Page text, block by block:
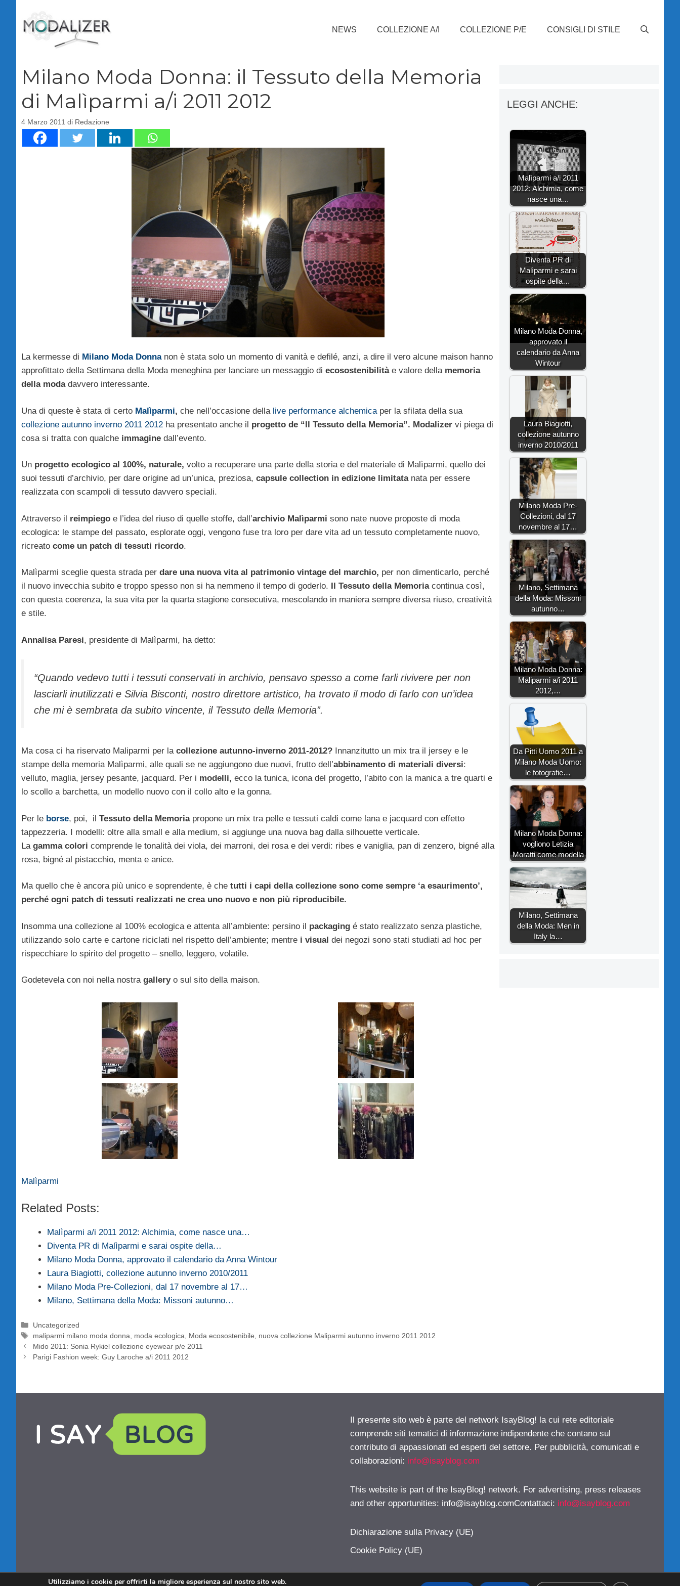
contenuto
NEWS COLLEZIONE A/I COLLEZIONE P/E CONSIGLI DI STILE
Milano Moda Donna: il Tessuto della Memoria
di Malìparmi a/i 2011 2012
4 Marzo 2011 di Redazione
La kermesse di Milano Moda Donnanon è stata solo un momento di vanità e defilé, anzi, a dire il vero alcune maison hanno
approfittato della Settimana della Moda meneghina per lanciare un messaggio di ecosostenibilitàe valore della memoria
della modadavvero interessante.
Una di queste è stata di certo Malìparmi, che nell’occasione della live performance alchemicaper la sfilata della sua
collezione autunno inverno 2011 2012 ha presentato anche il progetto de “Il Tessuto della Memoria”. Modalizer vi piega di
cosa si tratta con qualche immagine dall’evento.
Un progetto ecologico al 100%, naturale, volto a recuperare una parte della storia e del materiale di Malìparmi, quello dei
suoi tessuti d’archivio, per dare origine ad un’unica, preziosa, capsule collection in edizione limitatanata per essere
realizzata con scampoli di tessuto davvero speciali.
Attraverso il reimpiego e l’idea del riuso di quelle stoffe, dall’archivio Malìparmi sono nate nuove proposte di moda
ecologica: le stampe del passato, esplorate oggi, vengono fuse tra loro per dare vita ad un tessuto completamente nuovo,
ricreato come un patch di tessuti ricordo.
Malìparmi sceglie questa strada per dare una nuova vita al patrimonio vintage del marchio, per non dimenticarlo, perché
il nuovo invecchia subito e troppo spesso non si ha nemmeno il tempo di goderlo.
Il Tessuto della Memoriacontinua così,
con questa coerenza, la sua vita per la quarta stagione consecutiva, mescolando in maniera sempre diversa riuso, creatività
e stile.
Annalisa Paresi, presidente di Malìparmi, ha detto:
“Quando vedevo tutti i tessuti conservati in archivio, pensavo spesso a come farli rivivere per non
lasciarli inutilizzati e Silvia Bisconti, nostro direttore artistico, ha trovato il modo di farlo con un’idea
che mi è sembrata da subito vincente, il Tessuto della Memoria”.
Ma cosa ci ha riservato Maliparmi per la collezione autunno-inverno 2011-2012? Innanzitutto un mix tra il jersey e le
stampe della memoria Malìparmi, alle quali se ne aggiungono due nuovi, frutto dell’abbinamento di materiali diversi:
velluto, maglia, jersey pesante, jacquard. Per i modelli, ecco la tunica, icona del progetto, l’abito con la manica a tre quarti e
lo scollo a barchetta, un modello nuovo con il collo alto e la gonna.
Per le borse, poi, il Tessuto della Memoriapropone un mix tra pelle e tessuti caldi come lana e jacquard con effetto
tappezzeria. I modelli: oltre alla small e alla medium, si aggiunge una nuova bag dalla silhouette verticale.
La gamma colori comprende le tonalità dei viola, dei marroni, dei rosa e dei verdi: ribes e vaniglia, pan di zenzero, bigné alla
rosa, bigné al pistacchio, menta e anice.
Ma quello che è ancora più unico e soprendente, è che tutti i capi della collezione sono come sempre ‘a esaurimento’,
perché ogni patch di tessuti realizzati ne crea uno nuovo e non più riproducibile.
Insomma una collezione al 100% ecologica e attenta all’ambiente: persino il packaging é stato realizzato senza plastiche,
utilizzando solo carte e cartone riciclati nel rispetto dell’ambiente; mentre i visual dei negozi sono stati studiati ad hoc per
rispecchiare lo spirito del progetto – snello, leggero, volatile.
Godetevela con noi nella nostra galleryo sul sito della maison.
Malìparmi
Related Posts:
Malìparmi a/i 2011 2012: Alchimia, come nasce una…
Diventa PR di Malìparmi e sarai ospite della…
Milano Moda Donna, approvato il calendario da Anna Wintour
Laura Biagiotti, collezione autunno inverno 2010/2011
Milano Moda Pre-Collezioni, dal 17 novembre al 17…
Milano, Settimana della Moda: Missoni autunno…
Categorie
Uncategorized
Tag
maliparmi milano moda donna moda ecologica Moda ecosostenibile
nuova collezione Maliparmi autunno inverno 2011 2012
Mido 2011: Sonia Rykiel collezione eyewear p/e 2011
Parigi Fashion week: Guy Laroche a/i 2011 2012
LEGGI ANCHE:
Malìparmi a/i 2011
2012: Alchimia, come
nasce una…
Diventa PR di
Malìparmi e sarai
ospite della…
Milano Moda Donna,
approvato il
calendario da Anna
Wintour
Laura Biagiotti,
collezione autunno
inverno 2010/2011
Milano Moda Pre-
Collezioni, dal 17
novembre al 17…
Milano, Settimana
della Moda: Missoni
autunno…
Milano Moda Donna:
Maliparmi a/i 2011
2012,…
Da Pitti Uomo 2011 a
Milano Moda Uomo:
le fotografie…
Milano Moda Donna:
vogliono Letizia
Moratti come modella
Milano, Settimana
della Moda: Men in
Italy la…
Il presente sito web è parte del network IsayBlog! la cui rete editoriale
comprende siti tematici di informazione indipendente che contano sul
contributo di appassionati ed esperti del settore. Per pubblicità, comunicati e
collaborazioni: info@isayblog.com
This website is part of the IsayBlog! network. For advertising, press releases
and other opportunities: info@isayblog.comContattaci: info@isayblog.com
Dichiarazione sulla Privacy (UE)
Cookie Policy (UE)
Utilizziamo i cookie per offrirti la migliore esperienza sul nostro sito web.